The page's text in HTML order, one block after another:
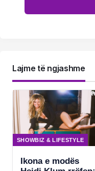
Lajme të ngjashme
SHOWBIZ & LIFESTYLE
Ikona e modës